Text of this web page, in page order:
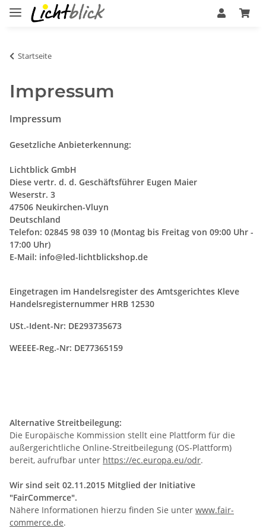
Startseite
Impressum
Impressum
Gesetzliche Anbieterkennung:
Lichtblick GmbH
Diese vertr. d. d. Geschäftsführer Eugen Maier
Weserstr. 3
47506 Neukirchen-Vluyn
Deutschland
Telefon: 02845 98 039 10 (Montag bis Freitag von 09:00 Uhr -
17:00 Uhr)
E-Mail: info@led-lichtblickshop.de
Eingetragen im Handelsregister des Amtsgerichtes Kleve
Handelsregisternummer HRB 12530
USt.-Ident-Nr: DE293735673
WEEEE-Reg.-Nr: DE77365159
Alternative Streitbeilegung:
Die Europäische Kommission stellt eine Plattform für die
außergerichtliche Online-Streitbeilegung (OS-Plattform)
bereit, aufrufbar unter https://ec.europa.eu/odr.
Wir sind seit 02.11.2015 Mitglied der Initiative
"FairCommerce".
Nähere Informationen hierzu finden Sie unter www.fair-
commerce.de.